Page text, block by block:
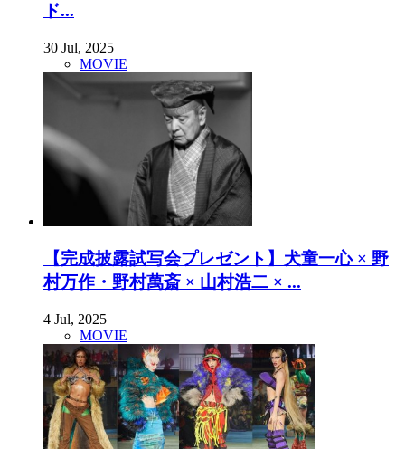
ド...
30 Jul, 2025
MOVIE
【完成披露試写会プレゼント】犬童一心 × 野
村万作・野村萬斎 × 山村浩二 × ...
4 Jul, 2025
MOVIE